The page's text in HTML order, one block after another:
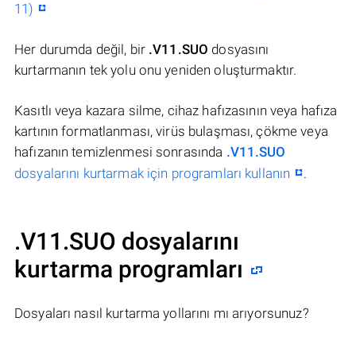
11)
Her durumda değil, bir .V11.SUO dosyasını
kurtarmanın tek yolu onu yeniden oluşturmaktır.
Kasıtlı veya kazara silme, cihaz hafızasının veya hafıza
kartının formatlanması, virüs bulaşması, çökme veya
hafızanın temizlenmesi sonrasında .V11.SUO
dosyalarını kurtarmak için programları kullanın
.
.V11.SUO dosyalarını
kurtarma programları
Dosyaları nasıl kurtarma yollarını mı arıyorsunuz?